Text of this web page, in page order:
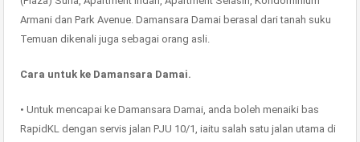
Armani dan Park Avenue. Damansara Damai berasal dari tanah suku
Temuan dikenali juga sebagai orang asli.
Cara untuk ke Damansara Damai.
• Untuk mencapai ke Damansara Damai, anda boleh menaiki bas
RapidKL dengan servis jalan PJU 10/1, iaitu salah satu jalan utama di